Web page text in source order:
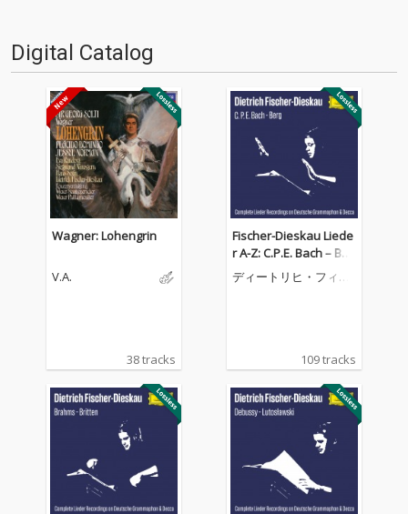
Digital Catalog
Wagner: Lohengrin
V.A.
38 tracks
Fischer-Dieskau Liede
r A-Z: C.P.E. Bach – Ber
g (Complete Lieder Re
cordings on DG & Dec
ディートリヒ・フィッ
109 tracks